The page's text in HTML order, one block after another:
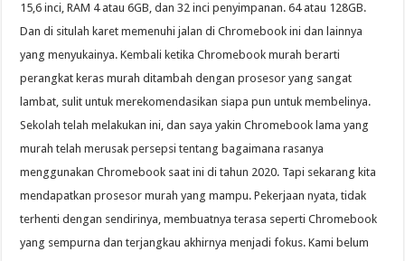
15,6 inci, RAM 4 atau 6GB, dan 32 inci penyimpanan. 64 atau 128GB.
Dan di situlah karet memenuhi jalan di Chromebook ini dan lainnya
yang menyukainya. Kembali ketika Chromebook murah berarti
perangkat keras murah ditambah dengan prosesor yang sangat
lambat, sulit untuk merekomendasikan siapa pun untuk membelinya.
Sekolah telah melakukan ini, dan saya yakin Chromebook lama yang
murah telah merusak persepsi tentang bagaimana rasanya
menggunakan Chromebook saat ini di tahun 2020. Tapi sekarang kita
mendapatkan prosesor murah yang mampu. Pekerjaan nyata, tidak
terhenti dengan sendirinya, membuatnya terasa seperti Chromebook
yang sempurna dan terjangkau akhirnya menjadi fokus. Kami belum